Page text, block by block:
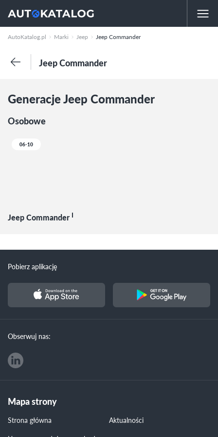
AutoKatalog.pl Marki Jeep Jeep Commander
Jeep Commander
Generacje Jeep Commander
Osobowe
06-10
Jeep Commander I
Pobierz aplikację
Obserwuj nas:
Mapa strony
Strona główna
Aktualności